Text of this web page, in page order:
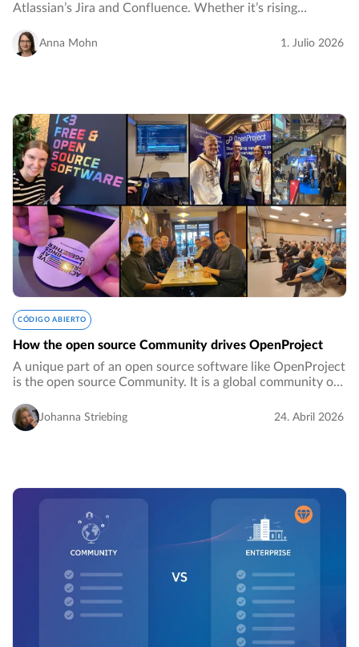
Atlassian’s Jira and Confluence. Whether it’s rising
strategic push toward European…
Anna Mohn 1. Julio 2026
CÓDIGO ABIERTO
How the open source Community drives OpenProject
A unique part of an open source software like OpenProject
is the open source Community. It is a global community of
and engaged with the use…
Johanna Striebing 24. Abril 2026